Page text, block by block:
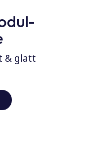
& glatt